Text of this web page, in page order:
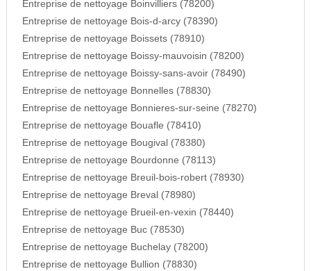
Entreprise de nettoyage Boinvilliers (78200)
Entreprise de nettoyage Bois-d-arcy (78390)
Entreprise de nettoyage Boissets (78910)
Entreprise de nettoyage Boissy-mauvoisin (78200)
Entreprise de nettoyage Boissy-sans-avoir (78490)
Entreprise de nettoyage Bonnelles (78830)
Entreprise de nettoyage Bonnieres-sur-seine (78270)
Entreprise de nettoyage Bouafle (78410)
Entreprise de nettoyage Bougival (78380)
Entreprise de nettoyage Bourdonne (78113)
Entreprise de nettoyage Breuil-bois-robert (78930)
Entreprise de nettoyage Breval (78980)
Entreprise de nettoyage Brueil-en-vexin (78440)
Entreprise de nettoyage Buc (78530)
Entreprise de nettoyage Buchelay (78200)
Entreprise de nettoyage Bullion (78830)